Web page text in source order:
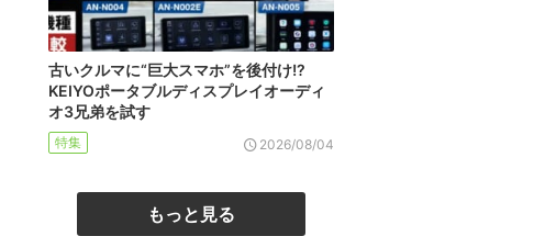
古いクルマに“巨大スマホ”を後付け!?
KEIYOポータブルディスプレイオーディ
オ3兄弟を試す
特集 2026/08/04
もっと見る